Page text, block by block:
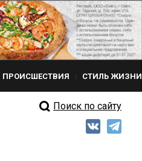
ПРОИСШЕСТВИЯ СТИЛЬ ЖИЗНИ
Поиск по сайту